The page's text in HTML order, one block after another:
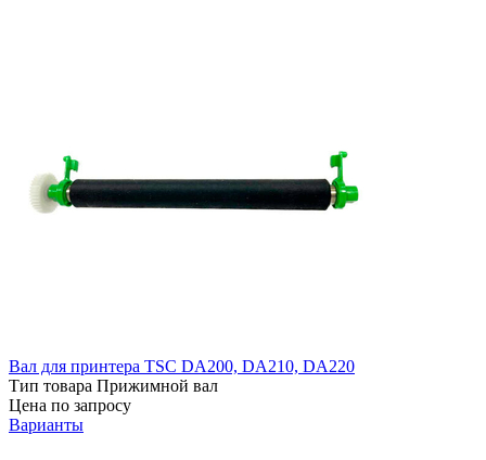
Вал для принтера TSC DA200, DA210, DA220
Тип товара Прижимной вал
Цена по запросу
Варианты